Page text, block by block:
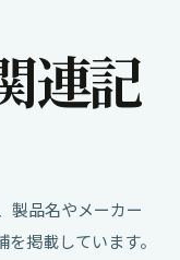
連記
製品名やメーカー
掲載しています。